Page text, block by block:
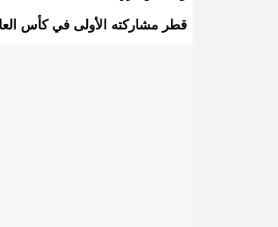
قطر مشاركته الأولى في كأس